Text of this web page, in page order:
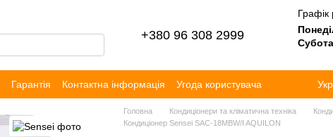
+380 96 308 2999
Графік
Гарантія Контактна інформація
Угода користувача
Укр
Головна Кондиціонери та кліматична техніка
Кондиціонер Sensei SAC-18MBW/I AQUILON